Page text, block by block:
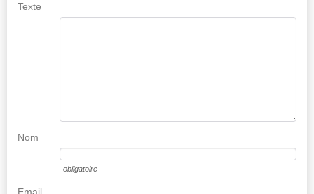
Texte
Nom
obligatoire
Email